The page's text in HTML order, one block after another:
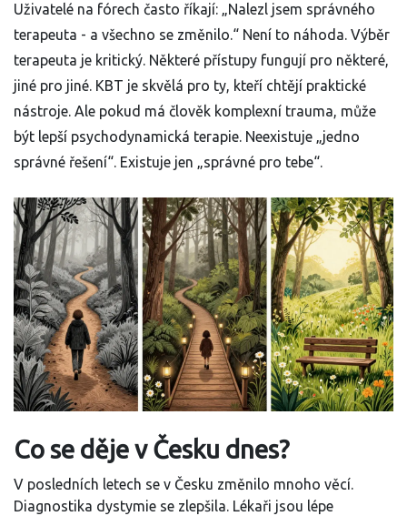
Uživatelé na fórech často říkají: „Nalezl jsem správného
terapeuta - a všechno se změnilo.“ Není to náhoda. Výběr
terapeuta je kritický. Některé přístupy fungují pro některé,
jiné pro jiné. KBT je skvělá pro ty, kteří chtějí praktické
nástroje. Ale pokud má člověk komplexní trauma, může
být lepší psychodynamická terapie. Neexistuje „jedno
správné řešení“. Existuje jen „správné pro tebe“.
Co se děje v Česku dnes?
V posledních letech se v Česku změnilo mnoho věcí.
Diagnostika dystymie se zlepšila. Lékaři jsou lépe